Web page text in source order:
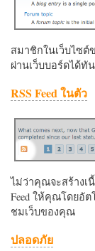
สมาชิกในเว็บไซ
ผ่านเว็บบอร์ดได้ทั
RSS Feed ในตัว
ไม่ว่าคุณจะสร้างเ
Feed ให้คุณโดยอั
ชมเว็บของคุณ
ปลอดภัย